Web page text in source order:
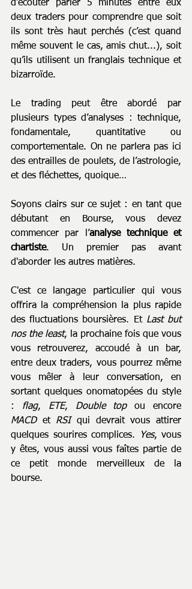
d’écouter parler 5 minutes entre eux
deux traders pour comprendre que soit
ils sont très haut perchés (c’est quand
même souvent le cas, amis chut...), soit
qu’ils utilisent un franglais technique et
bizarroïde.
Le trading peut être abordé par
plusieurs types d’analyses : technique,
fondamentale, quantitative ou
comportementale. On ne parlera pas ici
des entrailles de poulets, de l’astrologie,
et des fléchettes, quoique…
Soyons clairs sur ce sujet : en tant que
débutant en Bourse, vous devez
commencer par l’analyse technique et
chartiste. Un premier pas avant
d'aborder les autres matières.
C'est ce langage particulier qui vous
offrira la compréhension la plus rapide
des fluctuations boursières. Et Last but
nos the least, la prochaine fois que vous
vous retrouverez, accoudé à un bar,
entre deux traders, vous pourrez même
vous mêler à leur conversation, en
sortant quelques onomatopées du style
: flag, ETE, Double top
MACD et RSI qui devrait vous attirer
quelques sourires complices.
Yes, vous
y êtes, vous aussi vous faîtes partie de
ce petit monde merveilleux de la
bourse.